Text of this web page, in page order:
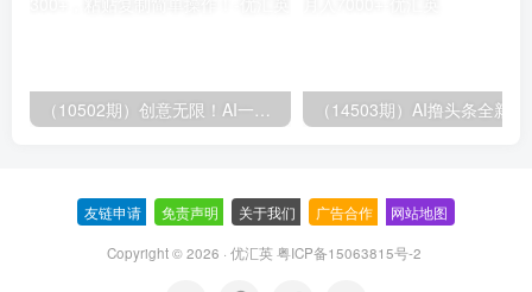
（10502期）创意无限！AI一键生成漫画视频，每天轻松收入300+，粘贴复制简单操作！
友链申请 免责声明 关于我们 广告合作 网站地图
Copyright © 2026 · 优汇英粤ICP备15063815号-2